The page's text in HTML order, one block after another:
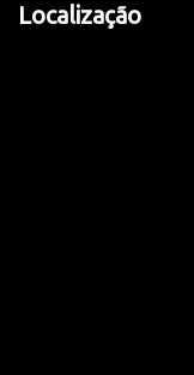
Localização